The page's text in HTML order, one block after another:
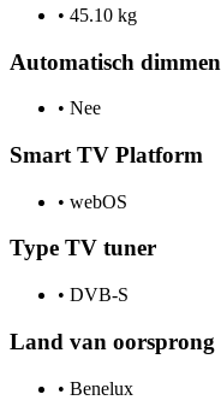
• 45.10 kg
Automatisch dimmen
• Nee
Smart TV Platform
• webOS
Type TV tuner
• DVB-S
Land van oorsprong
• Benelux